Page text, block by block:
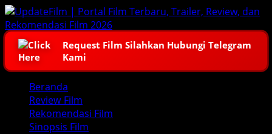
Skip
to
content
Request Film Silahkan Hubungi Telegram
Kami
Primary
Menu
Beranda
Review Film
Rekomendasi Film
Sinopsis Film